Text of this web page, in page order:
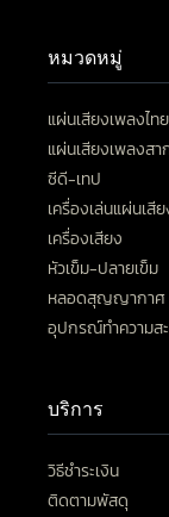
หมวดหมู่
แผ่นเสียงเพลงไทย
แผ่นเสียงเพลงสา
ซีดี-เทป
เครื่องเล่นแผ่นเสี
เครื่องเสียง
หัวเข็ม-ปลายเข็ม
หลอดสุญญากาศ
อุปกรณ์ทำความส
บริการ
วิธีชำระเงิน
ติดตามพัสดุ